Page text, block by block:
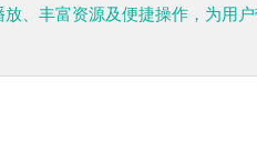
、丰富资源及便捷操作，为用